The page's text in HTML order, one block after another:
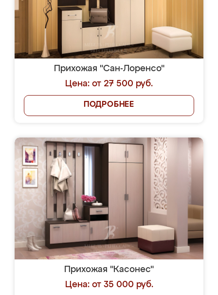
Прихожая "Сан-Лоренсо"
Цена: от 27 500 руб.
ПОДРОБНЕЕ
Прихожая "Касонес"
Цена: от 35 000 руб.